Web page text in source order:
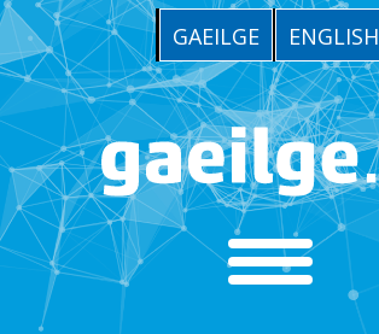
GAEILGE ENGLISH